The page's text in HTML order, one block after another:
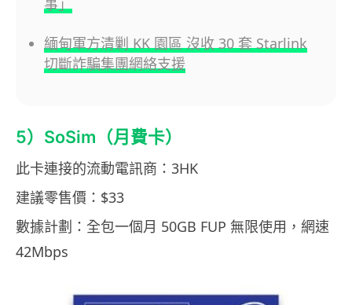
事」
緬甸軍方清剿 KK 園區 沒收 30 套 Starlink
切斷詐騙集團網絡支援
5）SoSim（月費卡）
此卡連接的流動電訊商：3HK
建議零售價：$33
數據計劃：全包一個月 50GB FUP 無限使用，網速
42Mbps